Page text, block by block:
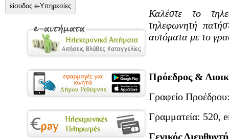
είσοδος e-Υπηρεσίες
Καλέστε το
τηλεφωνητή
αυτόματα με το
Πρόεδρος &
Γραφείο
Γραμματεία: 520,
Γενικός